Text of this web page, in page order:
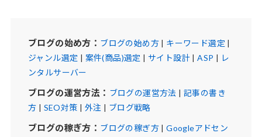
ブログの始め方： ブログの始め方| キーワード選定 |
ジャンル選定 | 案件(商品)選定 | サイト設計|ASP | レ
ンタルサーバー
ブログの運営方法： ブログの運営方法 | 記事の書き
方 | SEO対策 | 外注 | ブログ戦略
ブログの稼ぎ方： ブログの稼ぎ方|Googleアドセン